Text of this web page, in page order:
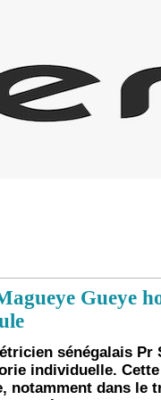
Gueye
sénégalais Pr
individuelle.
notamment dans